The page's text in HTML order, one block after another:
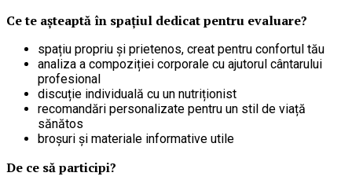
Ce te așteaptă în spațiul dedicat pentru evaluare?
spațiu propriu și prietenos, creat pentru confortul tău
analiza a compoziției corporale cu ajutorul cântarului
profesional
discuție individuală cu un nutriționist
recomandări personalizate pentru un stil de viață
sănătos
broșuri și materiale informative utile
De ce să participi?